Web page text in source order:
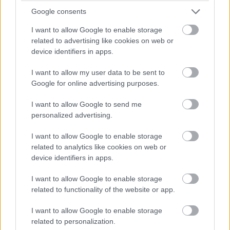
Google consents
I want to allow Google to enable storage
related to advertising like cookies on web or
device identifiers in apps.
I want to allow my user data to be sent to
Google for online advertising purposes.
I want to allow Google to send me
personalized advertising.
I want to allow Google to enable storage
related to analytics like cookies on web or
device identifiers in apps.
I want to allow Google to enable storage
related to functionality of the website or app.
I want to allow Google to enable storage
related to personalization.
Időközben bő egy perce zöldre váltott a bokszutca lámpája,
néhányan pedig máris a pályára hajtottak. Nem mindenkinek
sikerült ez jól elsőre. Sergio Pereznek a szerelői segítségére
volt szüksége, mert alig tudott kikanyarodni a garázsból.
26 fok van jelenleg a helyszínen, az aszfalt pedig 45 fokos.
események során szembesülnek a mezőny tagjai, ilyen
szempontból a második edzés mérvadóbb lesz, de ez nem
jelenti azt, hogy az FP1 felesleges lenne. A pályán tettek
legyenek és ezáltal biztonságosabbak, miközben a szokásos
procedúrákat is végre kell hajtani. A versenyzőknek meg kell
találniuk a legjobb referenciapontokat, ráadásul a korábban
már említett újításokat is pályára kell vinni. Ez inkább egy teszt